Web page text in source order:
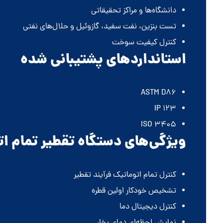
دانشگاه‌ها و مراکز تحقیقاتی
تست بنزین، نفت سفید، گازوئیل و حلال‌های نفتی
کنترل کیفیت سوخت
استانداردهای پشتیبانی شده
ASTM D86
IP 123
ISO 3405
ویژگی‌های دستگاه تقطیر تمام
کنترل تمام اتوماتیک فرآیند تقطیر
تشخیص خودکار اولین قطره
کنترل دیجیتال دما